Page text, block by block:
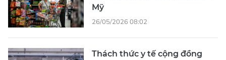
Mỹ
26/05/2026 08:02
Thách thức y tế cộng đồng